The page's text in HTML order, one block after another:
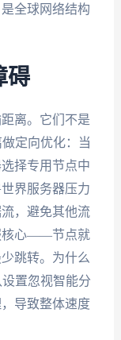
全球网络结构
碍
离。它们不是
定向优化：当
择专用节点中
界服务器压力
，避免其他流
核心——节点就
跳转。为什么
置忽视智能分
导致整体速度